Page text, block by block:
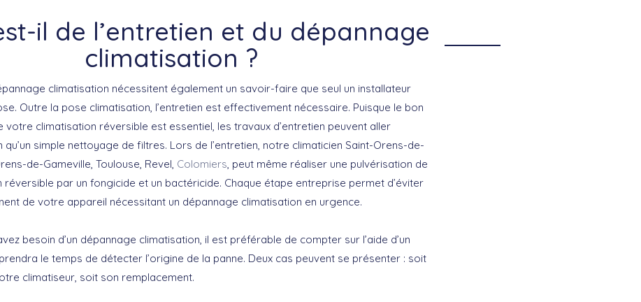
il de l’entretien et du dépannage
climatisation ?
climatisation nécessitent également un savoir-faire que seul un installateur
Outre la pose climatisation, l’entretien est effectivement nécessaire. Puisque le bon
votre climatisation réversible est essentiel, les travaux d’entretien peuvent aller
qu’un simple nettoyage de filtres. Lors de l’entretien, notre climaticien Saint-Orens-de-
de-Gameville, Toulouse, Revel, Colomiers, peut même réaliser une pulvérisation de
par un fongicide et un bactéricide. Chaque étape entreprise permet d’éviter
de votre appareil nécessitant un dépannage climatisation en urgence.
besoin d’un dépannage climatisation, il est préférable de compter sur l’aide d’un
le temps de détecter l’origine de la panne. Deux cas peuvent se présenter : soit
climatiseur, soit son remplacement.